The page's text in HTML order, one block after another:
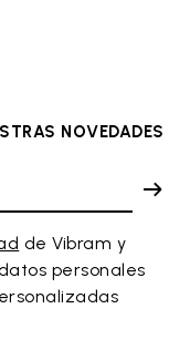
NOVEDADES
de Vibram y
personales